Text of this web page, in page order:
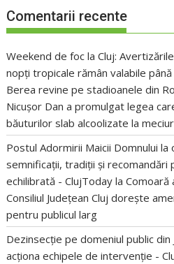
Comentarii recente
Weekend de foc la Cluj:
nopți tropicale rămân valabile
Berea revine pe stadioanele din
Nicușor Dan a promulgat legea
băuturilor slab alcoolizate la
Postul Adormirii Maicii Domnului
semnificații, tradiții și recomandări
echilibrată - ClujToday laComoară
Consiliul Județean Cluj dorește
pentru publicul larg
Dezinsecție pe domeniul public din
acționa echipele de intervenție -